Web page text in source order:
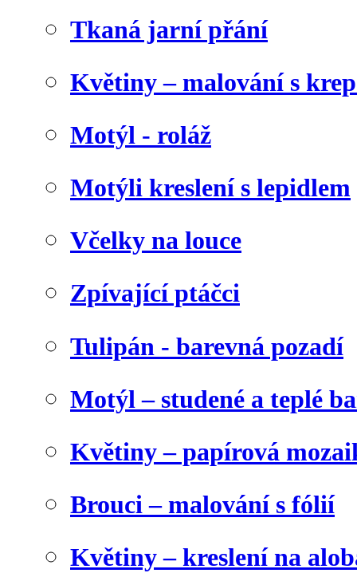
Tkaná jarní přání
Květiny – malování s
Motýl - roláž
Motýli kreslení s lepidlem
Včelky na louce
Zpívající ptáčci
Tulipán - barevná pozadí
Motýl – studené a teplé
Květiny – papírová
Brouci – malování s fólií
Květiny – kreslení na